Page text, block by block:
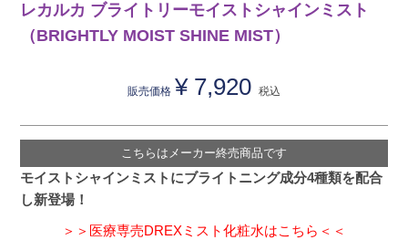
レカルカ ブライトリーモイストシャインミスト
（BRIGHTLY MOIST SHINE MIST）
販売価格 ¥ 7,920 税込
こちらはメーカー終売商品です
モイストシャインミストにブライトニング成分4種類を配合
し新登場！
＞＞医療専売DREXミスト化粧水はこちら＜＜